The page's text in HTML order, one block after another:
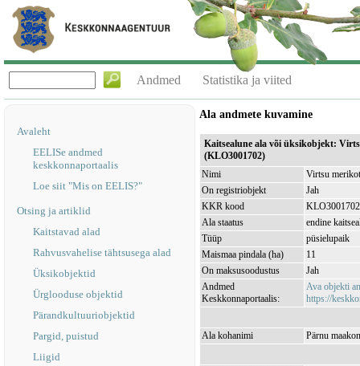
Andmed Statistika ja viited
Avaleht
EELISe andmed
keskkonnaportaalis
Loe siit "Mis on EELIS?"
Otsing ja artiklid
Kaitstavad alad
Rahvusvahelise tähtsusega alad
Üksikobjektid
Ürglooduse objektid
Pärandkultuuriobjektid
Pargid, puistud
Liigid
Ala andmete kuvamine
Kaitsealune ala või üksikobjekt:
(KLO3001702)
Nimi
Virtsu
On registriobjekt
Jah
KKR kood
KLO3001702
Ala staatus
endine
Tüüp
püsielupaik
Maismaa pindala (ha)
11
On maksusoodustus
Jah
Andmed
Keskkonnaportaalis:
Ava objekti
https://
Ala kohanimi Pärnu